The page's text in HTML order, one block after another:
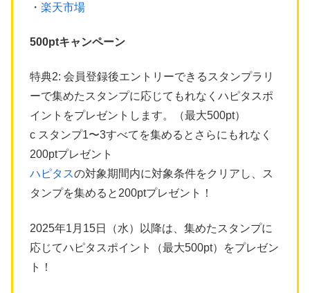
・ 楽天市場
500ptキャンペーン
特典2: 会員登録後エントリーできるスタンプラリ
ーで集めたスタンプに応じてもれなくハピタスポ
イントをプレゼントします。（最大500pt）
c スタンプ1〜3すべてを集めるとさらにもれなく
200ptプレゼント
ハピタスの対象期間内に対象条件をクリアし、ス
タンプを集めると200ptプレゼント！
2025年1月15日（水）以降は、集めたスタンプに
応じてハピタスポイント（最大500pt）をプレゼン
ト！